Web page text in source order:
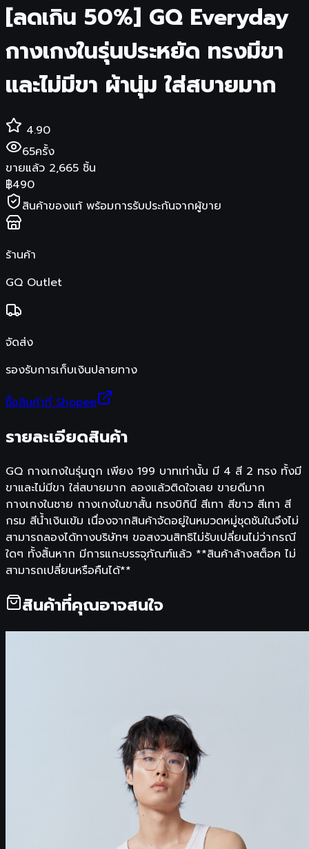
[ลดเกิน 50%] GQ Everyday
กางเกงในรุ่นประหยัด ทรงมีขา
และไม่มีขา ผ้านุ่ม ใส่สบายมาก
4.90
65ครั้ง
ขายแล้ว 2,665 ชิ้น
฿490
สินค้าของแท้ พร้อมการรับประกันจากผู้ขาย
ร้านค้า
GQ Outlet
จัดส่ง
รองรับการเก็บเงินปลายทาง
ซื้อสินค้าที่ Shopee
รายละเอียดสินค้า
GQ กางเกงในรุ่นถูก เพียง 199 บาทเท่านั้น มี 4 สี 2 ทรง ทั้งมี
ขาและไม่มีขา ใส่สบายมาก ลองแล้วติดใจเลย ขายดีมาก
กางเกงในชาย กางเกงในขาสั้น ทรงบิกินี สีเทา สีขาว สีเทา สี
กรม สีน้ำเงินเข้ม เนื่องจากสินค้าจัดอยู่ในหมวดหมู่ชุดชันในจึงไม่
สามารถลองได้ทางบริษัทฯ ขอสงวนสิทธิไม่รับเปลี่ยนไม่ว่ากรณี
ใดๆ ทั้งสิ้นหาก มีการแกะบรรจุภัณฑ์แล้ว **สินค้าล้างสต็อค ไม่
สามารถเปลี่ยนหรือคืนได้**
สินค้าที่คุณอาจสนใจ